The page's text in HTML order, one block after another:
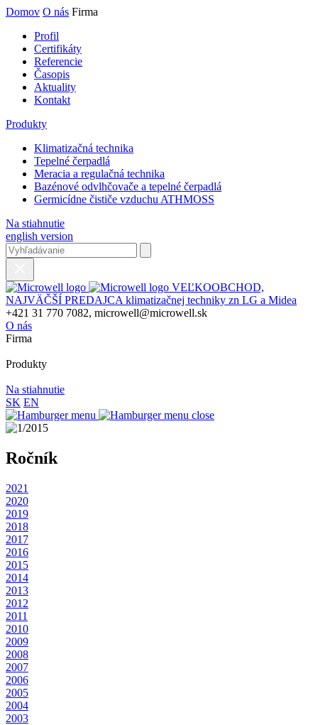
Domov O nás Firma
Profil
Certifikáty
Referencie
Časopis
Aktuality
Kontakt
Produkty
Klimatizačná technika
Tepelné čerpadlá
Meracia a regulačná technika
Bazénové odvlhčovače a tepelné čerpadlá
Germicídne čističe vzduchu ATHMOSS
Na stiahnutie
english version
VEĽKOOBCHOD,
NAJVÄČŠÍ PREDAJCA klimatizačnej techniky zn LG a Midea
+421 31 770 7082, microwell@microwell.sk
O nás
Firma
Produkty
Na stiahnutie
SK EN
Ročník
2021
2020
2019
2018
2017
2016
2015
2014
2013
2012
2011
2010
2009
2008
2007
2006
2005
2004
2003